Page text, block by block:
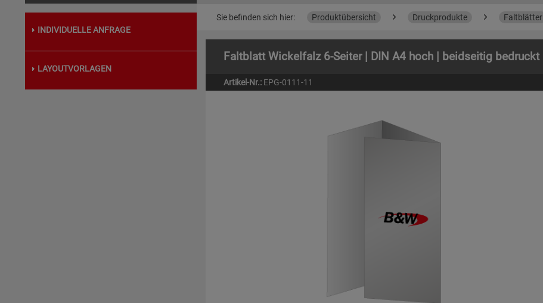
INDIVIDUELLE ANFRAGE
LAYOUTVORLAGEN
Sie befinden sich hier: Produktübersicht Druckprodukte Faltblätter
Faltblatt Wickelfalz 6-Seiter | DIN A4 hoch | beidseitig bedruckt
Artikel-Nr.: EPG-0111-11